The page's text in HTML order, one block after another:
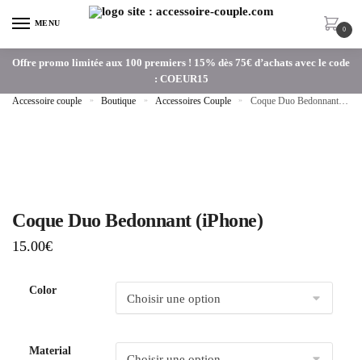
MENU
0
Offre promo limitée aux 100 premiers ! 15% dès 75€ d’achats avec le code
: COEUR15
Accessoire couple » Boutique » Accessoires Couple » Coque Duo Bedonnant (iPhone)
Coque Duo Bedonnant (iPhone)
15.00€
Color
Material